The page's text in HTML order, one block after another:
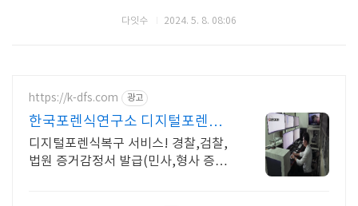
다잇수 2024. 5. 8. 08:06
https://k-dfs.com 광고
한국포렌식연구소 디지털포렌식
디지털포렌식복구 및 증거감정
디지털포렌식복구 서비스! 경찰,검찰,
법원 증거감정서 발급(민사,형사 증거